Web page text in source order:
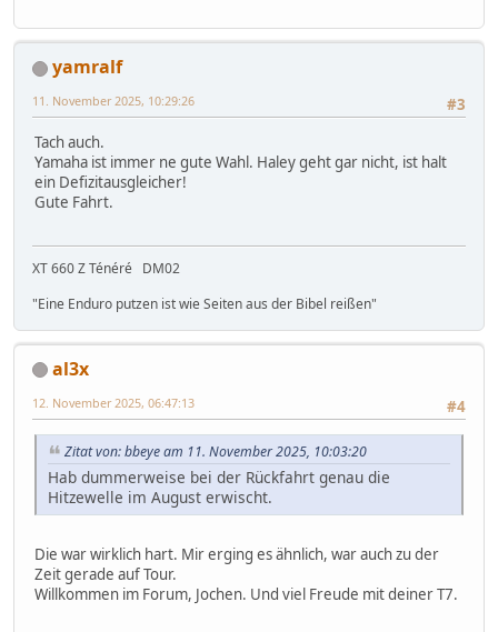
yamralf
#3
11. November 2025, 10:29:26
Tach auch.
Yamaha ist immer ne gute Wahl. Haley geht gar nicht, ist halt
ein Defizitausgleicher!
Gute Fahrt.
XT 660 Z Ténéré DM02
"Eine Enduro putzen ist wie Seiten aus der Bibel reißen"
al3x
#4
12. November 2025, 06:47:13
Zitat von: bbeye am 11. November 2025, 10:03:20
Hab dummerweise bei der Rückfahrt genau die
Hitzewelle im August erwischt.
Die war wirklich hart. Mir erging es ähnlich, war auch zu der
Zeit gerade auf Tour.
Willkommen im Forum, Jochen. Und viel Freude mit deiner T7.